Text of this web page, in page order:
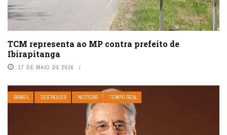
TCM representa ao MP contra prefeito de
Ibirapitanga
17 DE MAIO DE 2016
BRASIL DESTAQUES NOTÍCIAS TEMPO REAL